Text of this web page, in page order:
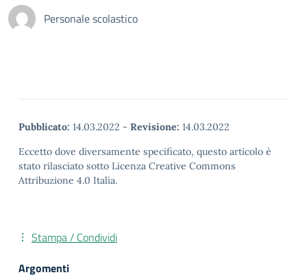
Personale scolastico
Pubblicato: 14.03.2022 - Revisione: 14.03.2022
Eccetto dove diversamente specificato, questo articolo è
stato rilasciato sotto Licenza Creative Commons
Attribuzione 4.0 Italia.
Stampa / Condividi
Argomenti